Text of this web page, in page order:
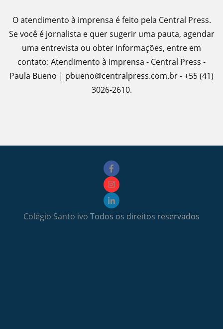
O atendimento à imprensa é feito pela Central Press.
Se você é jornalista e quer sugerir uma pauta, agendar
uma entrevista ou obter informações, entre em
contato: Atendimento à imprensa - Central Press -
Paula Bueno | pbueno@centralpress.com.br - +55 (41)
3026-2610.
Colégio Santo ivo Todos os direitos reservados